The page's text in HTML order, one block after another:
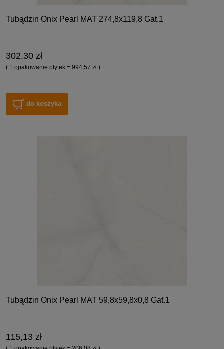
Tubądzin Onix Pearl MAT 274,8x119,8 Gat.1
302,30 zł
( 1 opakowanie płytek = 994,57 zł )
do koszyka
Tubądzin Onix Pearl MAT 59,8x59,8x0,8 Gat.1
115,13 zł